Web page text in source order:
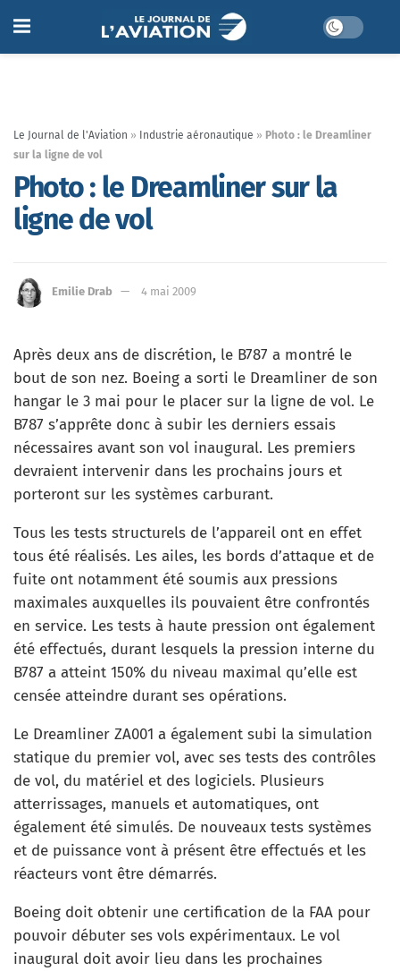
Le Journal de l'Aviation » Industrie aéronautique » Photo : le Dreamliner
sur la ligne de vol
Photo : le Dreamliner sur la
ligne de vol
Emilie Drab 4 mai 2009
Après deux ans de discrétion, le B787 a montré le
bout de son nez. Boeing a sorti le Dreamliner de son
hangar le 3 mai pour le placer sur la ligne de vol. Le
B787 s’apprête donc à subir les derniers essais
nécessaires avant son vol inaugural. Les premiers
devraient intervenir dans les prochains jours et
porteront sur les systèmes carburant.
Tous les tests structurels de l’appareil ont en effet
tous été réalisés. Les ailes, les bords d’attaque et de
fuite ont notamment été soumis aux pressions
maximales auxquelles ils pouvaient être confrontés
en service. Les tests à haute pression ont également
été effectués, durant lesquels la pression interne du
B787 a atteint 150% du niveau maximal qu’elle est
censée atteindre durant ses opérations.
Le Dreamliner ZA001 a également subi la simulation
statique du premier vol, avec ses tests des contrôles
de vol, du matériel et des logiciels. Plusieurs
atterrissages, manuels et automatiques, ont
également été simulés. De nouveaux tests systèmes
et de puissance vont à présent être effectués et les
réacteurs vont être démarrés.
Boeing doit obtenir une certification de la FAA pour
pouvoir débuter ses vols expérimentaux. Le vol
inaugural doit avoir lieu dans les prochaines